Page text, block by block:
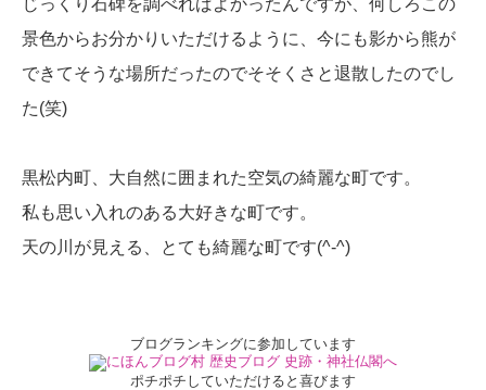
景色からお分かりいただけるように、今にも影から熊が
できてそうな場所だったのでそそくさと退散したのでし
た(笑)
黒松内町、大自然に囲まれた空気の綺麗な町です。
私も思い入れのある大好きな町です。
天の川が見える、とても綺麗な町です(^-^)
ブログランキングに参加しています
ポチポチしていただけると喜びます